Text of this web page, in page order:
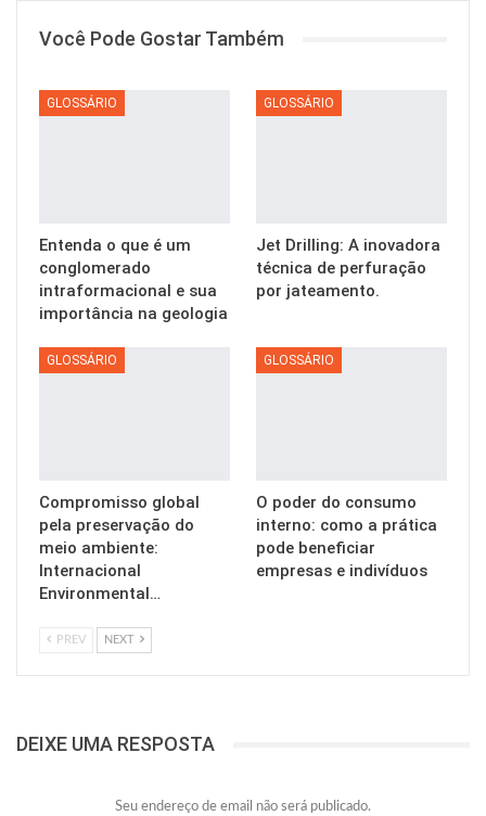
Você Pode Gostar Também
GLOSSÁRIO
Entenda o que é um
conglomerado
intraformacional e sua
importância na geologia
GLOSSÁRIO
Jet Drilling: A inovadora
técnica de perfuração
por jateamento.
GLOSSÁRIO
Compromisso global
pela preservação do
meio ambiente:
Internacional
Environmental…
GLOSSÁRIO
O poder do consumo
interno: como a prática
pode beneficiar
empresas e indivíduos
PREV NEXT
DEIXE UMA RESPOSTA
Seu endereço de email não será publicado.